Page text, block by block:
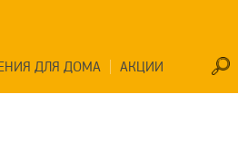
ДЛЯ ДОМА АКЦИИ